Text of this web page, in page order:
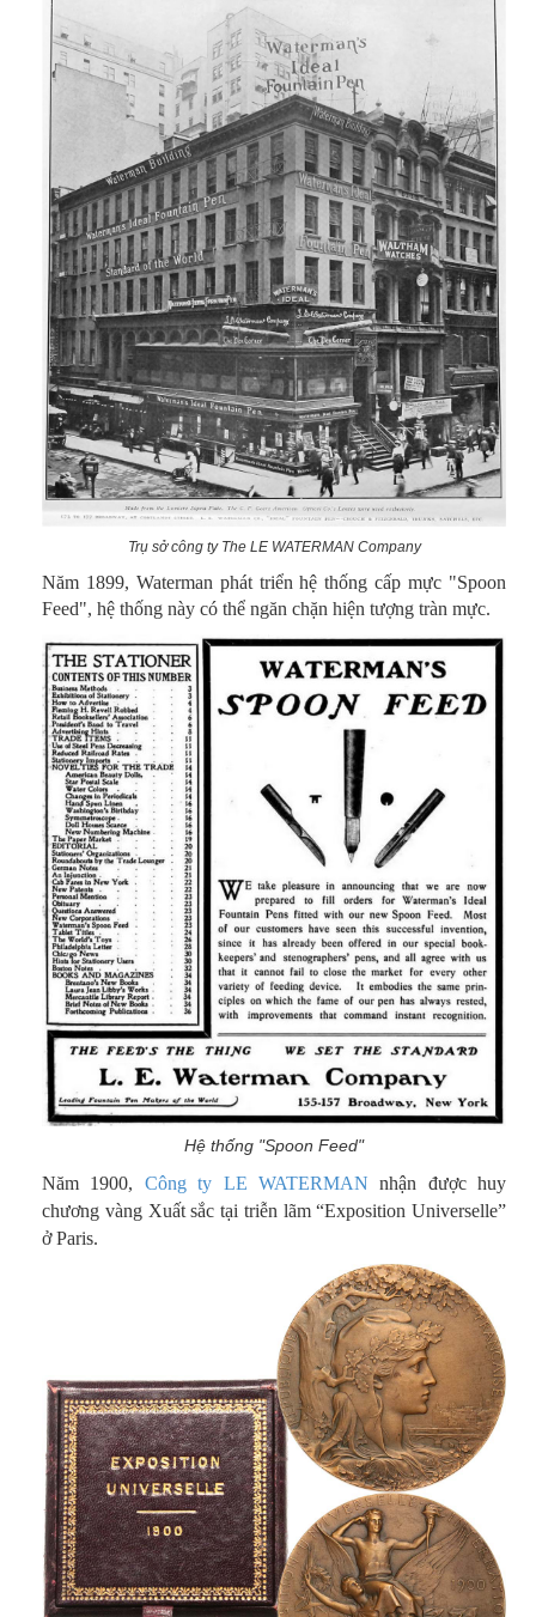
Trụ sở công ty The LE WATERMAN Company
Năm 1899, Waterman phát triển hệ thống cấp mực "Spoon
Feed", hệ thống này có thể ngăn chặn hiện tượng tràn mực.
Hệ thống "Spoon Feed"
Năm 1900, Công ty LE WATERMAN nhận được huy
chương vàng Xuất sắc tại triễn lãm “Exposition Universelle”
ở Paris.